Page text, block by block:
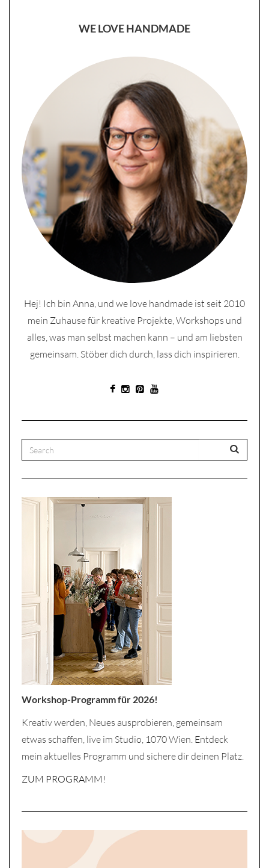
WE LOVE HANDMADE
Hej! Ich bin Anna, und we love handmade ist seit 2010
mein Zuhause für kreative Projekte, Workshops und
alles, was man selbst machen kann – und am liebsten
gemeinsam. Stöber dich durch, lass dich inspirieren.
Workshop-Programm für 2026!
Kreativ werden, Neues ausprobieren, gemeinsam
etwas schaffen, live im Studio, 1070 Wien. Entdeck
mein aktuelles Programm und sichere dir deinen Platz.
ZUM PROGRAMM!